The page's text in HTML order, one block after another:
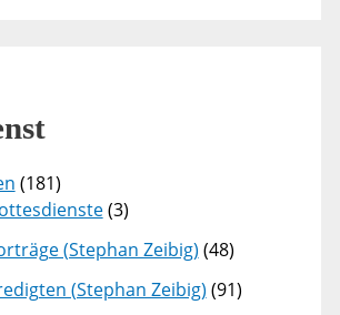
(181)
(3)
(Stephan Zeibig) (48)
(Stephan Zeibig) (91)